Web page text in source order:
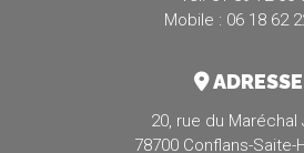
Mobile : 06 18 62
ADRESSE
20, rue du Maréchal
78700 Conflans-Saite-